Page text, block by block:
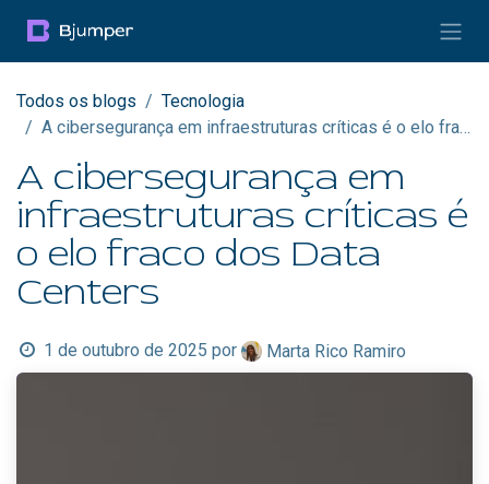
Todos os blogs
Tecnologia
A cibersegurança em infraestruturas críticas é o elo fraco dos Data Centers
A cibersegurança em
infraestruturas críticas é
o elo fraco dos Data
Centers
1 de outubro de 2025 por Marta Rico Ramiro